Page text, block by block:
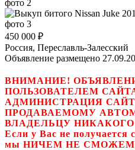
450 000 ₽
Россия, Переславль-Залесский
Объявление размещено
ВНИМАНИЕ!
ПОЛЬЗОВАТЕЛЕМ
АДМИНИСТРАЦИЯ
ПРОДАВАЕМОМУ
ВЛАДЕЛЬЦУ
Если у Вас не получается
мы НИЧЕМ НЕ